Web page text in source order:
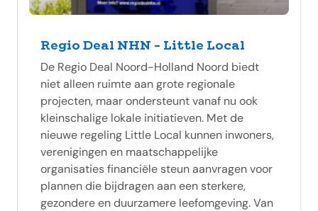
Regio Deal NHN - Little Local
De Regio Deal Noord-Holland Noord biedt
niet alleen ruimte aan grote regionale
projecten, maar ondersteunt vanaf nu ook
kleinschalige lokale initiatieven. Met de
nieuwe regeling Little Local kunnen inwoners,
verenigingen en maatschappelijke
organisaties financiële steun aanvragen voor
plannen die bijdragen aan een sterkere,
gezondere en duurzamere leefomgeving. Van